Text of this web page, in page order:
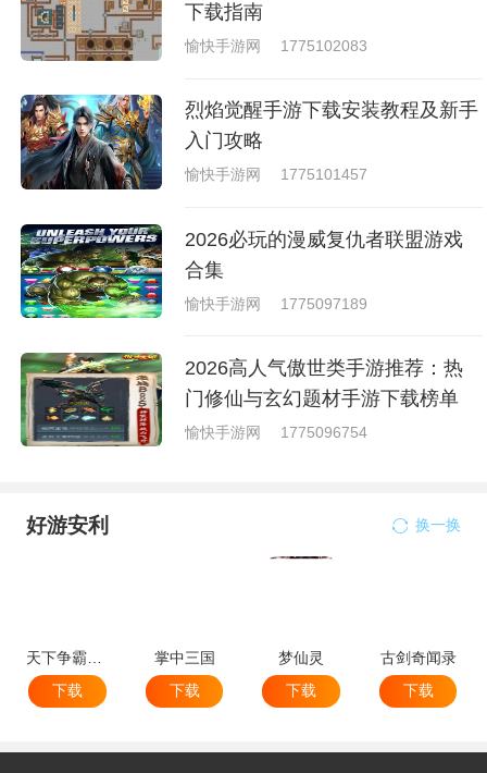
下载指南
愉快手游网 1775102083
烈焰觉醒手游下载安装教程及新手
入门攻略
愉快手游网 1775101457
2026必玩的漫威复仇者联盟游戏
合集
愉快手游网 1775097189
2026高人气傲世类手游推荐：热
门修仙与玄幻题材手游下载榜单
愉快手游网 1775096754
好游安利 换一换
天下争霸三国志
下载
掌中三国
下载
梦仙灵
下载
古剑奇闻录
下载